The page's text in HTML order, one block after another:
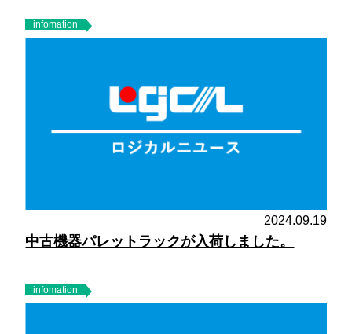
infomation
2024.09.19
中古機器パレットラックが入荷しました。
infomation